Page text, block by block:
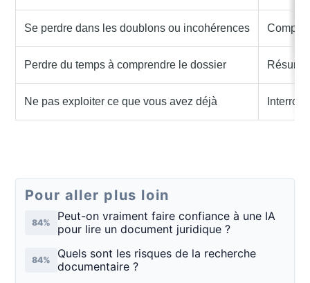
Se perdre dans les doublons ou incohérences
Perdre du temps à comprendre le dossier
Ne pas exploiter ce que vous avez déjà
Pour aller plus loin
84%
Peut-on vraiment faire confiance à une IA
pour lire un document juridique ?
84%
Quels sont les risques de la recherche
documentaire ?